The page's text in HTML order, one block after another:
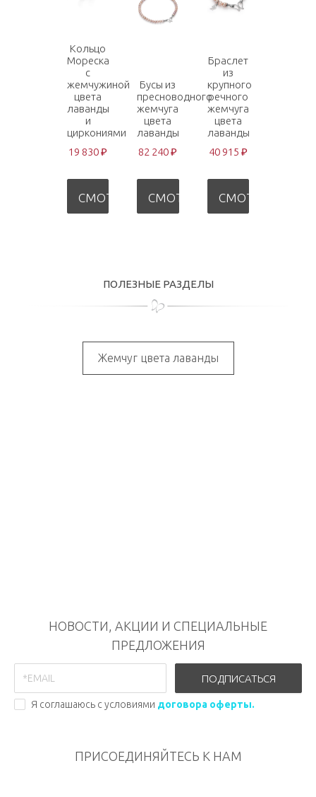
Кольцо
Мореска
с
жемчужиной
цвета
лаванды
и
циркониями
19 830 ₽
СМОТРЕТЬ
Бусы из
пресноводного
жемчуга
цвета
лаванды
82 240 ₽
СМОТРЕТЬ
Браслет
из
крупного
речного
жемчуга
цвета
лаванды
40 915 ₽
СМОТРЕТЬ
ПОЛЕЗНЫЕ РАЗДЕЛЫ
Жемчуг цвета лаванды
НОВОСТИ, АКЦИИ И СПЕЦИАЛЬНЫЕ
ПРЕДЛОЖЕНИЯ
ПОДПИСАТЬСЯ
Я соглашаюсь с условиями договора оферты.
ПРИСОЕДИНЯЙТЕСЬ К НАМ